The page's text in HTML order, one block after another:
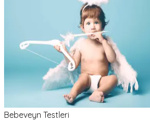
Bebeveyn Testleri